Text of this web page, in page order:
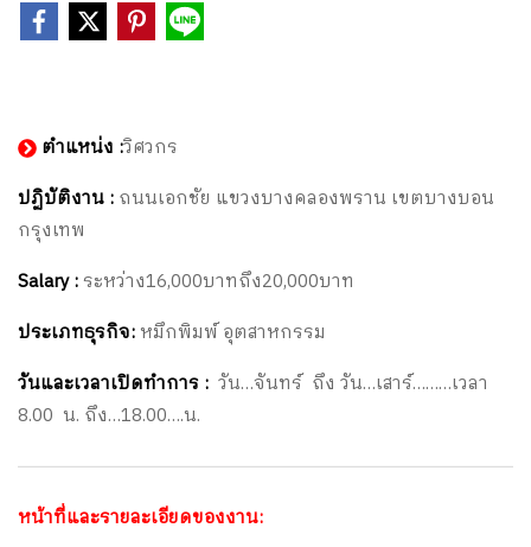
ตำแหน่ง :วิศวกร
ปฏิบัติงาน : ถนนเอกชัย แขวงบางคลองพราน เขตบางบอน
กรุงเทพ
Salary :ระหว่าง16,000บาทถึง20,000บาท
ประเภทธุรกิจ: หมึกพิมพ์ อุตสาหกรรม
วันและเวลาเปิดทำการ : วัน…จันทร์ ถึง วัน…เสาร์………เวลา
8.00 น. ถึง…18.00….น.
หน้าที่และรายละเอียดของงาน: